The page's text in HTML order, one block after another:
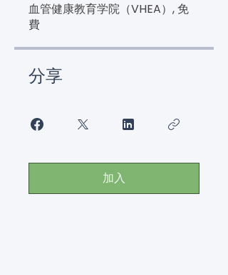
血管健康教育学院（VHEA）, 免
費
分享
加入